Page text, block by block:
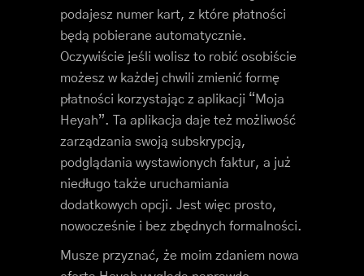
podajesz numer kart, z które płatności
będą pobierane automatycznie.
Oczywiście jeśli wolisz to robić osobiście
możesz w każdej chwili zmienić formę
płatności korzystając z aplikacji “Moja
Heyah”. Ta aplikacja daje też możliwość
zarządzania swoją subskrypcją,
podglądania wystawionych faktur, a już
niedługo także uruchamiania
dodatkowych opcji. Jest więc prosto,
nowocześnie i bez zbędnych formalności.
Musze przyznać, że moim zdaniem nowa